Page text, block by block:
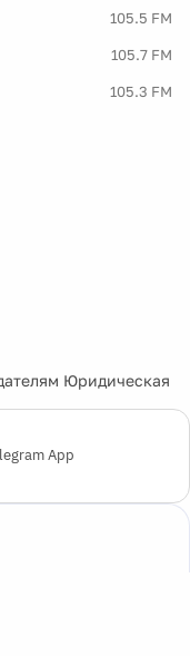
105.5 FM
105.7 FM
105.3 FM
Юридическая
App